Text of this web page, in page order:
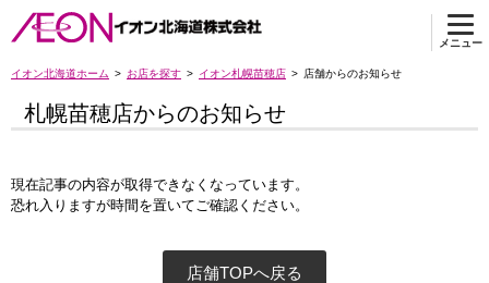
メニュー
イオン北海道ホーム お店を探す イオン札幌苗穂店 店舗からのお知らせ
札幌苗穂店からのお知らせ
現在記事の内容が取得できなくなっています。
恐れ入りますが時間を置いてご確認ください。
店舗TOPへ戻る